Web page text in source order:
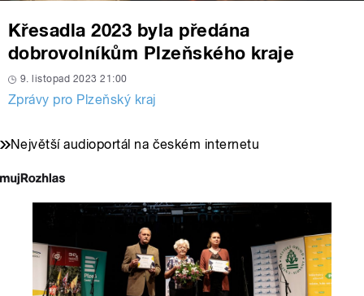
Křesadla 2023 byla předána
dobrovolníkům Plzeňského kraje
9. listopad 2023 21:00
Zprávy pro Plzeňský kraj
Největší audioportál na českém internetu